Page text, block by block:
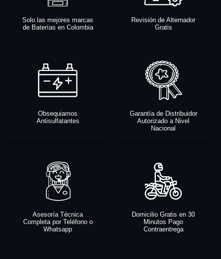
Solo las mejores marcas
de Baterías en Colombia
Revisión de Alternador
Gratis
Obsequiamos
Antisulfatantes
Garantía de Distribuidor
Autorizado a Nivel
Nacional
Asesoría Técnica
Completa por Teléfono o
Whatsapp
Domicilio Gratis en 30
Minutos Pago
Contraentrega